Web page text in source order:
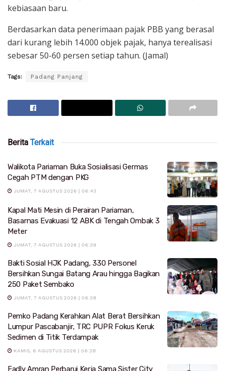
kebiasaan baru.
Berdasarkan data penerimaan pajak PBB yang berasal
dari kurang lebih 14.000 objek pajak, hanya terealisasi
sebesar 50-60 persen setiap tahun. (Jamal)
Tags: Padang Panjang
Berita Terkait
Walikota Pariaman Buka Sosialisasi Germas
Cegah PTM dengan PKG
JUMAT, 7 AGUSTUS 2026 | 06:43
Kapal Mati Mesin di Perairan Pariaman,
Basarnas Evakuasi 12 ABK di Tengah Ombak 3
Meter
JUMAT, 7 AGUSTUS 2026 | 06:39
Bakti Sosial HJK Padang, 330 Personel
Bersihkan Sungai Batang Arau hingga Bagikan
250 Paket Sembako
JUMAT, 7 AGUSTUS 2026 | 06:38
Pemko Padang Kerahkan Alat Berat Bersihkan
Lumpur Pascabanjir, TRC PUPR Fokus Keruk
Sedimen di Titik Terdampak
KAMIS, 6 AGUSTUS 2026 | 06:28
Fadly Amran Perbarui Kerja Sama Sister City